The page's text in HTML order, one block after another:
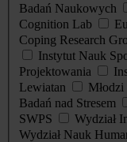
Badań Naukowych
Cognition Lab
Coping Research
Instytut Nauk
Projektowania
Lewiatan
Badań nad Stresem
SWPS
Wydział
Wydział Nauk